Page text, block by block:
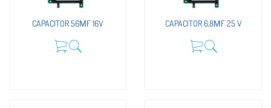
CAPACITOR 56ΜF 16V CAPACITOR 6,8ΜF 25 V